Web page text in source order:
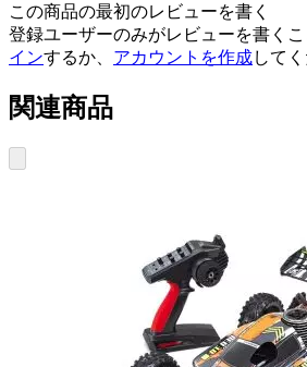
この商品の最初のレビューを書く
登録ユーザーのみがレビューを書くこ
インするか、 アカウントを作成して
関連商品